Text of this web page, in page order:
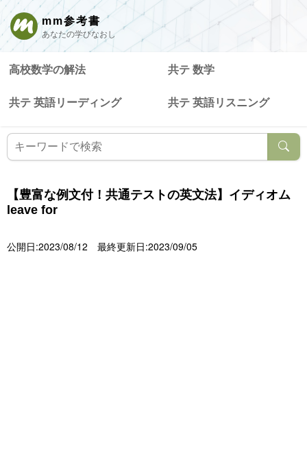
mm参考書
あなたの学びなおし
高校数学の解法 共テ 数学
共テ 英語リーディング 共テ 英語リスニング
【豊富な例文付！共通テストの英文法】イディオム
leave for
公開日:2023/08/12 最終更新日:2023/09/05